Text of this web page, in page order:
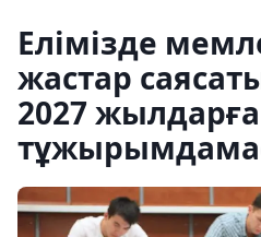
Елімізде
жастар
2027